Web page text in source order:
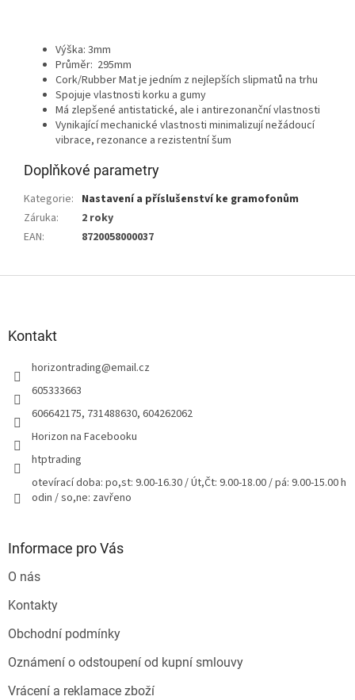
Výška: 3mm
Průměr: 295mm
Cork/Rubber Mat je jedním z nejlepších slipmatů na trhu
Spojuje vlastnosti korku a gumy
Má zlepšené antistatické, ale i antirezonanční vlastnosti
Vynikající mechanické vlastnosti minimalizují nežádoucí
vibrace, rezonance a rezistentní šum
Doplňkové parametry
Kategorie: Nastavení a příslušenství ke gramofonům
Záruka:
2 roky
EAN: 8720058000037
Kontakt
horizontrading@email.cz
605333663
606642175, 731488630, 604262062
Horizon na Facebooku
htptrading
otevírací doba: po,st: 9.00-16.30 / Út,Čt: 9.00-18.00 / pá: 9.00-15.00 h
odin / so,ne: zavřeno
Informace pro Vás
O nás
Kontakty
Obchodní podmínky
Oznámení o odstoupení od kupní smlouvy
Vrácení a reklamace zboží